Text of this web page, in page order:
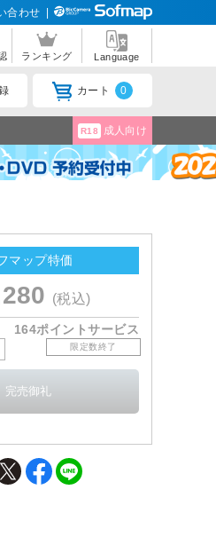
合わせ
ランキング Language
カート 0
R18 成人向け
マップ特価
(税込)
164ポイントサービス
限定数終了